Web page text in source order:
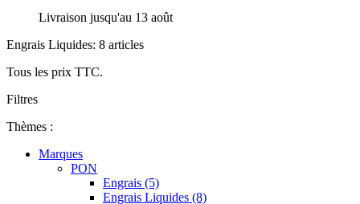
Livraison jusqu'au 13 août
Engrais Liquides: 8 articles
Tous les prix TTC.
Filtres
Thèmes :
Marques
PON
Engrais (5)
Engrais Liquides (8)